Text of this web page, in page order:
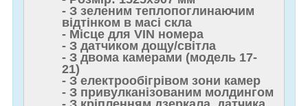
- З зеленим теплопоглинаючим
відтінком в масі скла
- Місце для VIN номера
- З датчиком дощу/світла
- З двома камерами (модель 17-
21)
- З електрообігрівом зони камер
- З привулканізованим молдингом